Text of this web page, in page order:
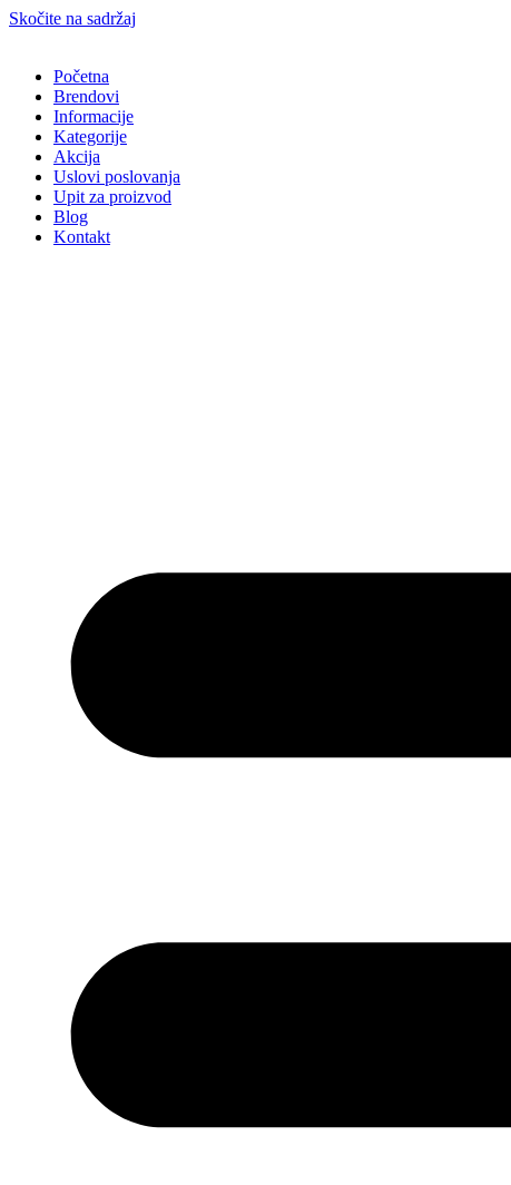
Skočite na sadržaj
Početna
Brendovi
Informacije
Kategorije
Akcija
Uslovi poslovanja
Upit za proizvod
Blog
Kontakt